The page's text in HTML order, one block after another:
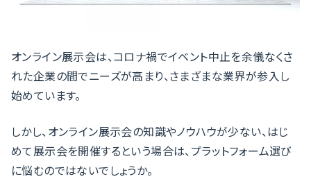
オンライン展示会は、コロナ禍でイベント中止を余儀なくさ
れた企業の間でニーズが高まり、さまざまな業界が参入し
始めています。
しかし、オンライン展示会の知識やノウハウが少ない、はじ
めて展示会を開催するという場合は、プラットフォーム選び
に悩むのではないでしょうか。